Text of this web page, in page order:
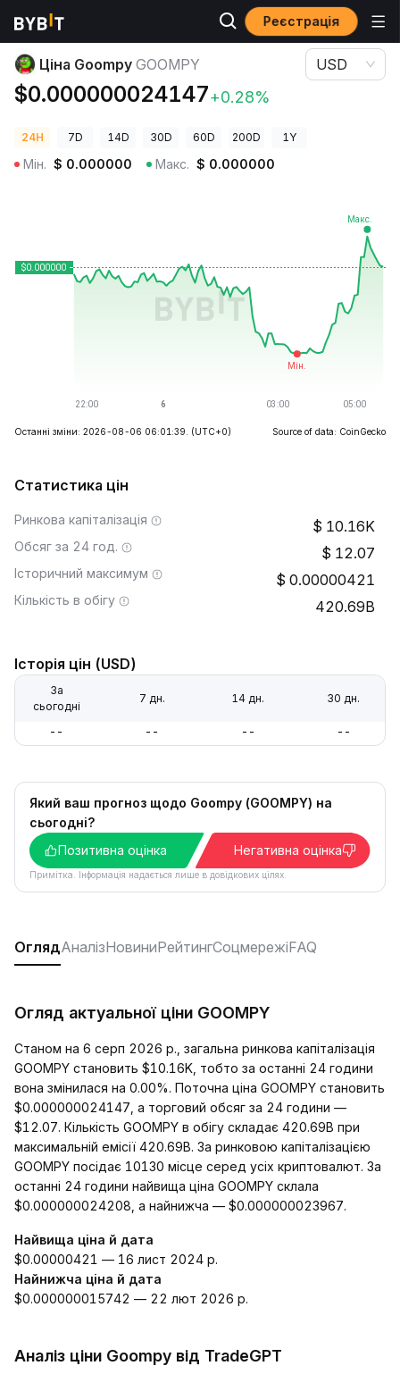
Реєстрація
Ціни криптовалют Ціна Goompy GOOMPY
Ціна Goompy GOOMPY
$0.000000024147+0.28%
USD
24H 7D 14D 30D 60D 200D 1Y
Мін. $ 0.000000 Макс. $ 0.000000
Останні зміни: 2026-08-06 06:01:39. (UTC+0) Source of data: CoinGecko
Статистика цін
Ринкова капіталізація 10.16K
Обсяг за 24 год. 12.07
Історичний максимум 0.00000421
Кількість в обігу 420.69B
Історія цін (USD)
За
сьогодні
7 дн. 14 дн. 30 дн.
-- -- -- --
Який ваш прогноз щодо Goompy (GOOMPY) на
сьогодні?
Позитивна оцінка
Негативна оцінка
Примітка. Інформація надається лише в довідкових цілях.
ОглядАналізНовиниРейтингСоцмережіFAQ
Огляд актуальної ціни GOOMPY
Станом на 6 серп 2026 р., загальна ринкова капіталізація
GOOMPY становить $10.16K, тобто за останні 24 години
вона змінилася на 0.00%. Поточна ціна GOOMPY становить
$0.000000024147, а торговий обсяг за 24 години —
$12.07. Кількість GOOMPY в обігу складає 420.69B при
максимальній емісії 420.69B. За ринковою капіталізацією
GOOMPY посідає 10130 місце серед усіх криптовалют. За
останні 24 години найвища ціна GOOMPY склала
$0.000000024208, а найнижча — $0.000000023967.
Найвища ціна й дата
$0.00000421 — 16 лист 2024 р.
Найнижча ціна й дата
$0.000000015742 — 22 лют 2026 р.
Аналіз ціни Goompy від TradeGPT